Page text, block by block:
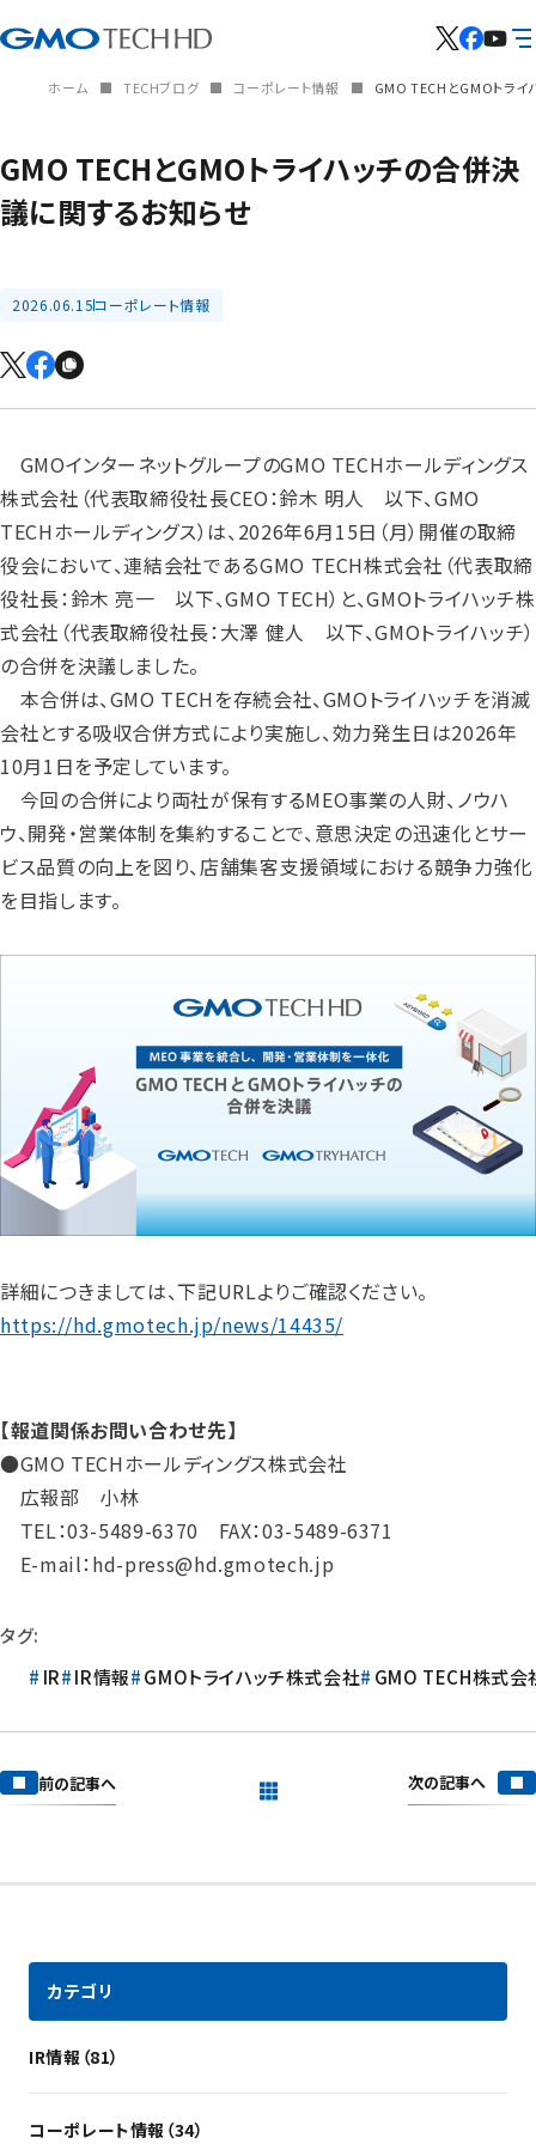
ホーム TECHブログ コーポレート情報 GMO TECHとGMOトラ
GMO TECHとGMOトライハッチの合併決
議に関するお知らせ
2026.06.15コーポレート情報
GMOインターネットグループのGMO TECHホールディングス
株式会社（代表取締役社長CEO：鈴木 明人 以下、GMO
TECHホールディングス）は、2026年6月15日（月）開催の取締
役会において、連結会社であるGMO TECH株式会社（代表取締
役社長：鈴木 亮一 以下、GMO TECH）と、GMOトライハッチ株
式会社（代表取締役社長：大澤 健人 以下、GMOトライハッチ）
の合併を決議しました。
本合併は、GMO TECHを存続会社、GMOトライハッチを消滅
会社とする吸収合併方式により実施し、効力発生日は2026年
10月1日を予定しています。
今回の合併により両社が保有するMEO事業の人財、ノウハ
ウ、開発・営業体制を集約することで、意思決定の迅速化とサー
ビス品質の向上を図り、店舗集客支援領域における競争力強化
を目指します。
詳細につきましては、下記URLよりご確認ください。
https://hd.gmotech.jp/news/14435/
【報道関係お問い合わせ先】
●GMO TECHホールディングス株式会社
広報部 小林
TEL：03-5489-6370 FAX：03-5489-6371
E-mail：hd-press@hd.gmotech.jp
タグ:
IR
IR情報 GMOトライハッチ株式会社 GMO TECH株式会
前の記事へ 次の記事へ
カテゴリ
IR情報（81）
コーポレート情報（34）